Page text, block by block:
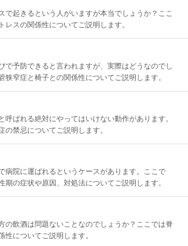
で起きるという人がいますが本当でしょうか？ここ
レスの関係性についてご説明します。
で予防できると言われますが、実際はどうなのでし
狭窄症と椅子との関係性についてご説明します。
呼ばれる絶対にやってはいけない動作があります。
の禁忌についてご説明します。
病院に運ばれるというケースがあります。ここで
期の症状や原因、対処法についてご説明します。
の飲酒は問題ないことなのでしょうか？ここでは脊
性についてご説明します。